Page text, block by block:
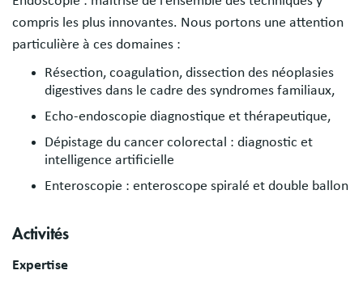
compris les plus innovantes. Nous portons une attention
particulière à ces domaines :
Résection, coagulation, dissection des néoplasies
digestives dans le cadre des syndromes familiaux,
Echo-endoscopie diagnostique et thérapeutique,
Dépistage du cancer colorectal : diagnostic et
intelligence artificielle
Enteroscopie : enteroscope spiralé et double ballon
Activités
Expertise